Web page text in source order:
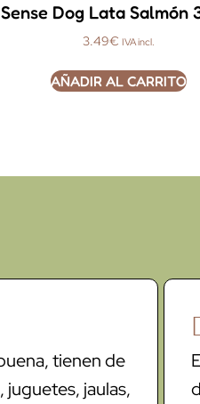
Sense Dog Lata Salmón
3.49€ IVA incl.
AÑADIR AL CARRITO
tienen de
jaulas,